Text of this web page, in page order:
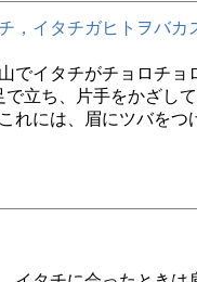
，イタチガヒトヲバカ
でイタチがチョロチョ
で立ち、片手をかざし
れには、眉にツバをつ